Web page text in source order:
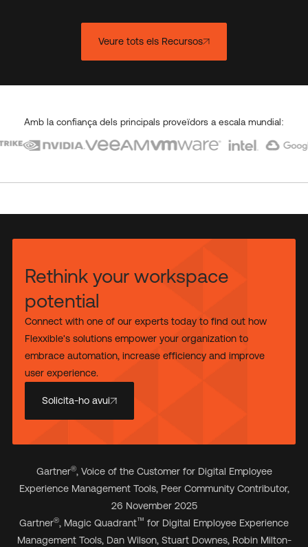
Veure tots els Recursos
Amb la confiança dels principals proveïdors a escala mundial:
Rethink your workspace
potential
Connect with one of our experts today to find out how
Flexxible's solutions empower your organization to
embrace automation, increase efficiency and improve
user experience.
Solicita-ho avui
Gartner®, Voice of the Customer for Digital Employee
Experience Management Tools, Peer Community Contributor,
26 November 2025
Gartner®, Magic Quadrant™ for Digital Employee Experience
Management Tools, Dan Wilson, Stuart Downes, Robin Milton-